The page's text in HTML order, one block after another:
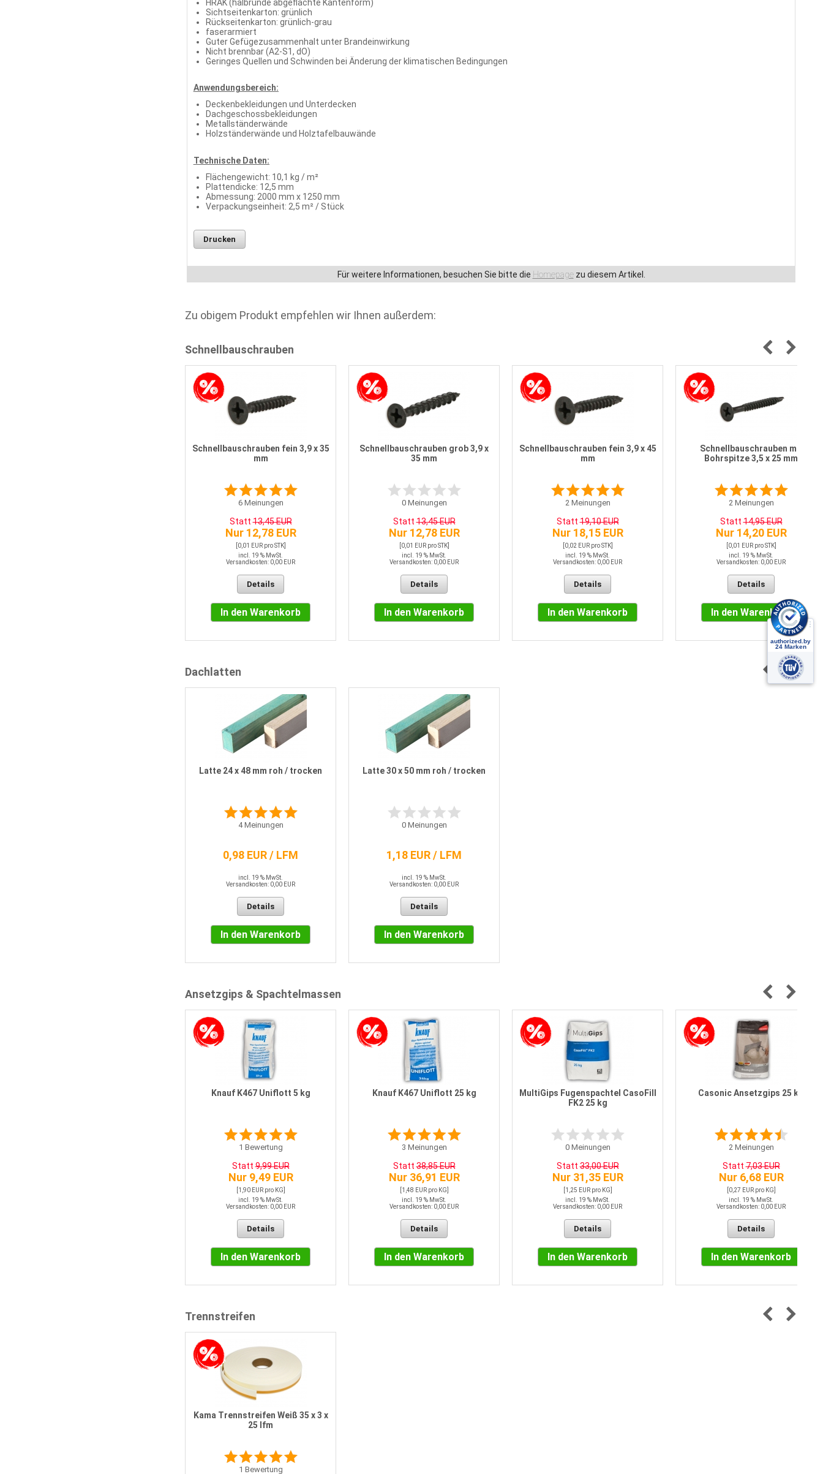
HRAK (halbrunde abgeflachte Kantenform)
Sichtseitenkarton: grünlich
Rückseitenkarton: grünlich-grau
faserarmiert
Guter Gefügezusammenhalt unter Brandeinwirkung
Nicht brennbar (A2-S1, dO)
Geringes Quellen und Schwinden bei Änderung der klimatischen Bedingungen
Anwendungsbereich:
Deckenbekleidungen und Unterdecken
Dachgeschossbekleidungen
Metallständerwände
Holzständerwände und Holztafelbauwände
Technische Daten:
Flächengewicht: 10,1 kg / m²
Plattendicke: 12,5 mm
Abmessung: 2000 mm x 1250 mm
Verpackungseinheit: 2,5 m² / Stück
Drucken
Für weitere Informationen, besuchen Sie bitte die Homepagezu diesem Artikel.
Zu obigem Produkt empfehlen wir Ihnen außerdem:
Schnellbauschrauben
Schnellbauschrauben fein 3,9 x 35
mm
6Meinungen
Statt13,45 EUR
Nur 12,78 EUR
[0,01 EUR pro STK]
incl. 19 % MwSt.
Versandkosten: 0,00 EUR
Details
In den Warenkorb
Schnellbauschrauben grob 3,9 x
35 mm
0Meinungen
Statt13,45 EUR
Nur 12,78 EUR
[0,01 EUR pro STK]
incl. 19 % MwSt.
Versandkosten: 0,00 EUR
Details
In den Warenkorb
Schnellbauschrauben fein 3,9 x 45
mm
2 Meinungen
Statt19,10 EUR
Nur 18,15 EUR
[0,02 EUR pro STK]
incl. 19 % MwSt.
Versandkosten: 0,00 EUR
Details
In den Warenkorb
Schnellbauschrauben mit
Bohrspitze 3,5 x 25 mm
2 Meinungen
Statt14,95 EUR
Nur 14,20 EUR
[0,01 EUR pro STK]
incl. 19 % MwSt.
Versandkosten: 0,00 EUR
Details
In den Warenkorb
Dachlatten
Latte 24 x 48 mm roh / trocken
4Meinungen
0,98 EUR / LFM
incl. 19 % MwSt.
Versandkosten: 0,00 EUR
Details
In den Warenkorb
Latte 30 x 50 mm roh / trocken
0Meinungen
1,18 EUR / LFM
incl. 19 % MwSt.
Versandkosten: 0,00 EUR
Details
In den Warenkorb
Ansetzgips & Spachtelmassen
Knauf K467 Uniflott 5 kg
1 Bewertung
Statt9,99 EUR
Nur 9,49 EUR
[1,90 EUR pro KG]
incl. 19 % MwSt.
Versandkosten: 0,00 EUR
Details
In den Warenkorb
Knauf K467 Uniflott 25 kg
3 Meinungen
Statt38,85 EUR
Nur 36,91 EUR
[1,48 EUR pro KG]
incl. 19 % MwSt.
Versandkosten: 0,00 EUR
Details
In den Warenkorb
MultiGips Fugenspachtel CasoFill
FK2 25 kg
0Meinungen
Statt33,00 EUR
Nur 31,35 EUR
[1,25 EUR pro KG]
incl. 19 % MwSt.
Versandkosten: 0,00 EUR
Details
In den Warenkorb
Casonic Ansetzgips 25 kg
2 Meinungen
Statt7,03 EUR
Nur 6,68 EUR
[0,27 EUR pro KG]
incl. 19 % MwSt.
Versandkosten: 0,00 EUR
Details
In den Warenkorb
Trennstreifen
Kama Trennstreifen Weiß 35 x 3 x
25 lfm
1 Bewertung